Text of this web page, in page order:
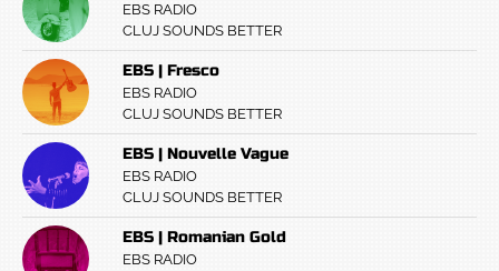
EBS RADIO
CLUJ SOUNDS BETTER
EBS | Fresco
EBS RADIO
CLUJ SOUNDS BETTER
EBS | Nouvelle Vague
EBS RADIO
CLUJ SOUNDS BETTER
EBS | Romanian Gold
EBS RADIO